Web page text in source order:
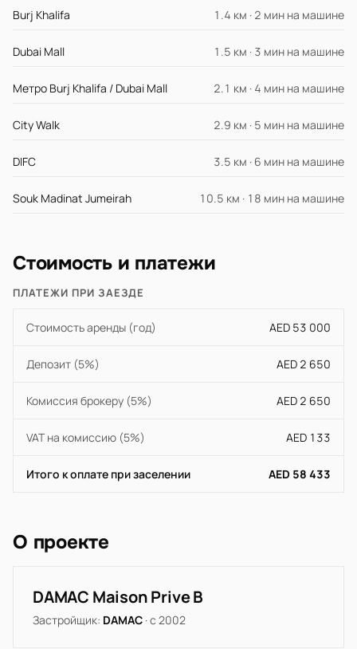
Burj Khalifa 1.4 км · 2 мин на машине
Dubai Mall 1.5 км · 3 мин на машине
Метро Burj Khalifa / Dubai Mall 2.1 км · 4 мин на машине
City Walk 2.9 км · 5 мин на машине
DIFC 3.5 км · 6 мин на машине
Souk Madinat Jumeirah 10.5 км · 18 мин на машине
Стоимость и платежи
ПЛАТЕЖИ ПРИ ЗАЕЗДЕ
Стоимость аренды (год) AED 53 000
Депозит (5%) AED 2 650
Комиссия брокеру (5%) AED 2 650
VAT на комиссию (5%) AED 133
Итого к оплате при заселении AED 58 433
О проекте
DAMAC Maison Prive B
Застройщик: DAMAC · с 2002